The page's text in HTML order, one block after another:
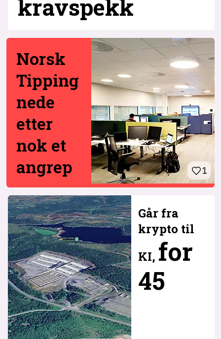
krav­spekk
1
Norsk
Tipping
nede
etter
nok et
angrep
Går fra
krypto til
KI, for
45